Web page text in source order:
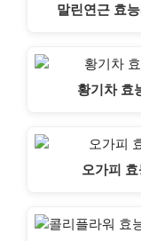
말린연근 효
황기차 효
오가피